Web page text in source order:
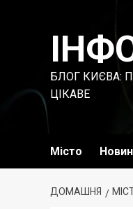
БЛОГ КИЄВА:
ЦІКАВЕ
Місто
ДОМАШНЯ